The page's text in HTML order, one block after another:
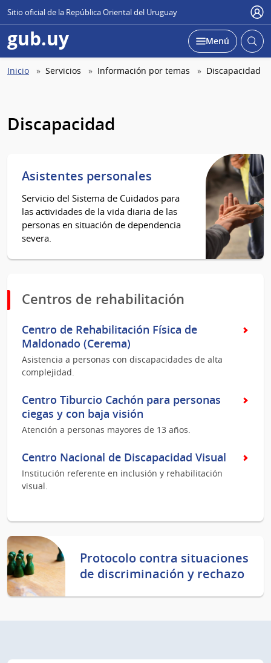
Sitio oficial de la República Oriental del Uruguay
gub.uy Abierta
Desplegar
Menú Abrir
Ruta
Inicio Servicios Información por temas Discapacidad
Discapacidad
Asistentes personales
Servicio del Sistema de Cuidados para
las actividades de la vida diaria de las
personas en situación de dependencia
severa.
Centros de rehabilitación
Centro de Rehabilitación Física de
Maldonado (Cerema)
Asistencia a personas con discapacidades de alta
complejidad.
Centro Tiburcio Cachón para personas
ciegas y con baja visión
Atención a personas mayores de 13 años.
Centro Nacional de Discapacidad Visual
Institución referente en inclusión y rehabilitación
visual.
Protocolo contra situaciones
de discriminación y rechazo